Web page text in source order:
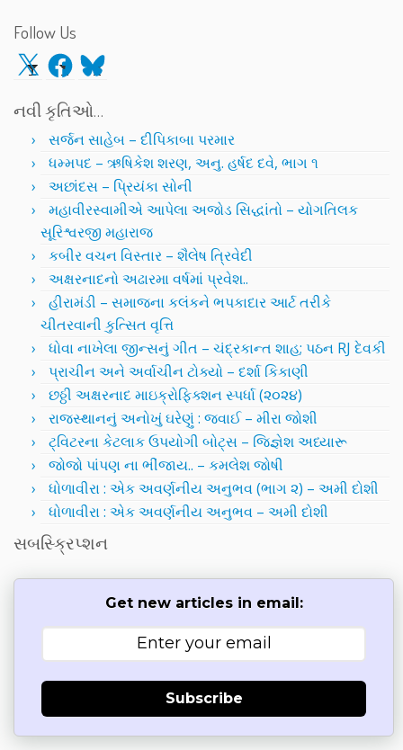
Follow Us
X Facebook
Bluesky
નવી કૃતિઓ…
સર્જન સાહેબ – દીપિકાબા પરમાર
ધમ્મપદ – ઋષિકેશ શરણ, અનુ. હર્ષદ દવે, ભાગ ૧
અછાંદસ – પ્રિયંકા સોની
મહાવીરસ્વામીએ આપેલા અજોડ સિદ્ધાંતો – યોગતિલક
સૂરિશ્વરજી મહારાજ
કબીર વચન વિસ્તાર – શૈલેષ ત્રિવેદી
અક્ષરનાદનો અઢારમા વર્ષમાં પ્રવેશ..
હીરામંડી – સમાજના કલંકને ભપકાદાર આર્ટ તરીકે
ચીતરવાની કુત્સિત વૃત્તિ
ધોવા નાખેલા જીન્સનું ગીત – ચંદ્રકાન્ત શાહ; પઠન RJ દેવકી
પ્રાચીન અને અર્વાચીન ટોક્યો – દર્શા કિકાણી
છઠ્ઠી અક્ષરનાદ માઇક્રોફિક્શન સ્પર્ધા (૨૦૨૪)
રાજસ્થાનનું અનોખું ઘરેણું : જવાઈ – મીરા જોશી
ટ્વિટરના કેટલાક ઉપયોગી બોટ્સ – જિજ્ઞેશ અધ્યારૂ
જોજો પાંપણ ના ભીંજાય.. – કમલેશ જોષી
ધોળાવીરા : એક અવર્ણનીય અનુભવ (ભાગ ૨) – અમી દોશી
ધોળાવીરા : એક અવર્ણનીય અનુભવ – અમી દોશી
સબસ્ક્રિપ્શન
Get new articles in email:
Subscribe